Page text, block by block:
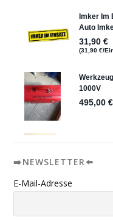
➡️NEWSLETTER⬅️
E-Mail-Adresse